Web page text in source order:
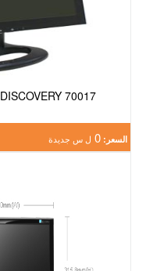
DISCOVERY 70017
السعر: 0 ل س جديدة